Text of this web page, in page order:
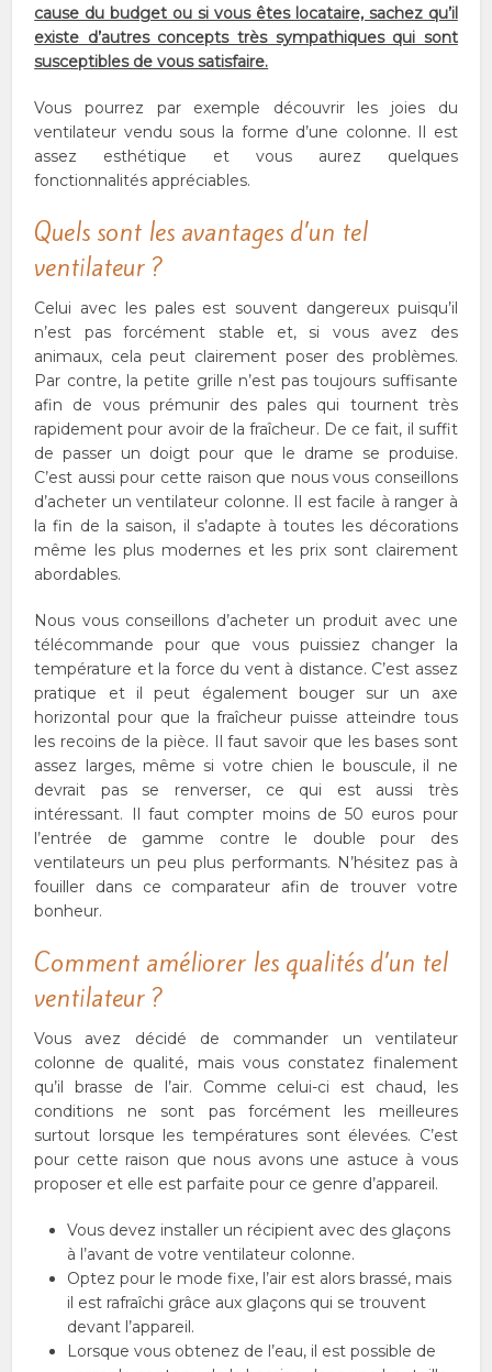
cause du budget ou si vous êtes locataire, sachez qu’il
existe d’autres concepts très sympathiques qui sont
susceptibles de vous satisfaire.
Vous pourrez par exemple découvrir les joies du
ventilateur vendu sous la forme d’une colonne. Il est
assez esthétique et vous aurez quelques
fonctionnalités appréciables.
Quels sont les avantages d’un tel
ventilateur ?
Celui avec les pales est souvent dangereux puisqu’il
n’est pas forcément stable et, si vous avez des
animaux, cela peut clairement poser des problèmes.
Par contre, la petite grille n’est pas toujours suffisante
afin de vous prémunir des pales qui tournent très
rapidement pour avoir de la fraîcheur. De ce fait, il suffit
de passer un doigt pour que le drame se produise.
C’est aussi pour cette raison que nous vous conseillons
d’acheter un ventilateur colonne. Il est facile à ranger à
la fin de la saison, il s’adapte à toutes les décorations
même les plus modernes et les prix sont clairement
abordables.
Nous vous conseillons d’acheter un produit avec une
télécommande pour que vous puissiez changer la
température et la force du vent à distance. C’est assez
pratique et il peut également bouger sur un axe
horizontal pour que la fraîcheur puisse atteindre tous
les recoins de la pièce. Il faut savoir que les bases sont
assez larges, même si votre chien le bouscule, il ne
devrait pas se renverser, ce qui est aussi très
intéressant. Il faut compter moins de 50 euros pour
l’entrée de gamme contre le double pour des
ventilateurs un peu plus performants. N’hésitez pas à
fouiller dans ce comparateur afin de trouver votre
bonheur.
Comment améliorer les qualités d’un tel
ventilateur ?
Vous avez décidé de commander un ventilateur
colonne de qualité, mais vous constatez finalement
qu’il brasse de l’air. Comme celui-ci est chaud, les
conditions ne sont pas forcément les meilleures
surtout lorsque les températures sont élevées. C’est
pour cette raison que nous avons une astuce à vous
proposer et elle est parfaite pour ce genre d’appareil.
Vous devez installer un récipient avec des glaçons
à l’avant de votre ventilateur colonne.
Optez pour le mode fixe, l’air est alors brassé, mais
il est rafraîchi grâce aux glaçons qui se trouvent
devant l’appareil.
Lorsque vous obtenez de l’eau, il est possible de